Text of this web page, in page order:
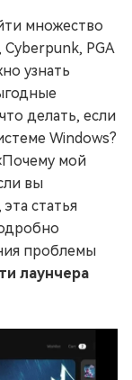
множество
Cyberpunk, PGA
узнать
делать, если
Windows?
мой
вы
статья
проблемы
лаунчера